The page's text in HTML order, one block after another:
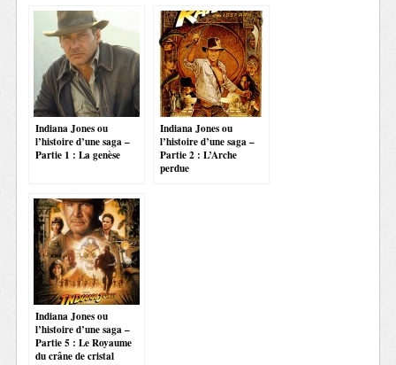
Indiana Jones ou
l’histoire d’une saga –
Partie 1 : La genèse
Indiana Jones ou
l’histoire d’une saga –
Partie 2 : L’Arche
perdue
Indiana Jones ou
l’histoire d’une saga –
Partie 5 : Le Royaume
du crâne de cristal